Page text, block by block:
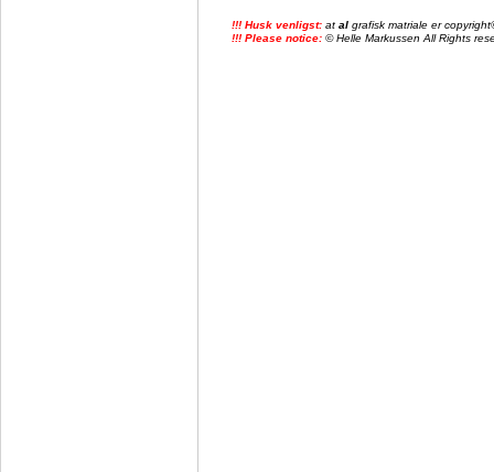
!!! Husk venligst: at al grafisk matriale er
!!! Please notice: © Helle Markussen All Rights